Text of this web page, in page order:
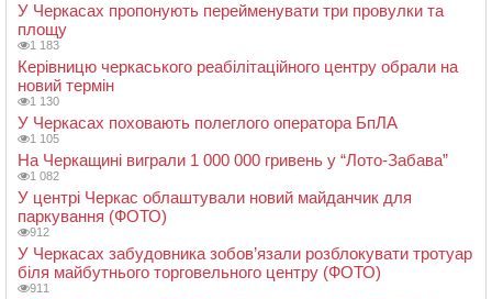
У Черкасах пропонують перейменувати три провулки та
площу
1 183
Керівницю черкаського реабілітаційного центру обрали на
новий термін
1 130
У Черкасах поховають полеглого оператора БпЛА
1 105
На Черкащині виграли 1 000 000 гривень у “Лото-Забава”
1 082
У центрі Черкас облаштували новий майданчик для
паркування (ФОТО)
912
У Черкасах забудовника зобов’язали розблокувати тротуар
біля майбутнього торговельного центру (ФОТО)
911